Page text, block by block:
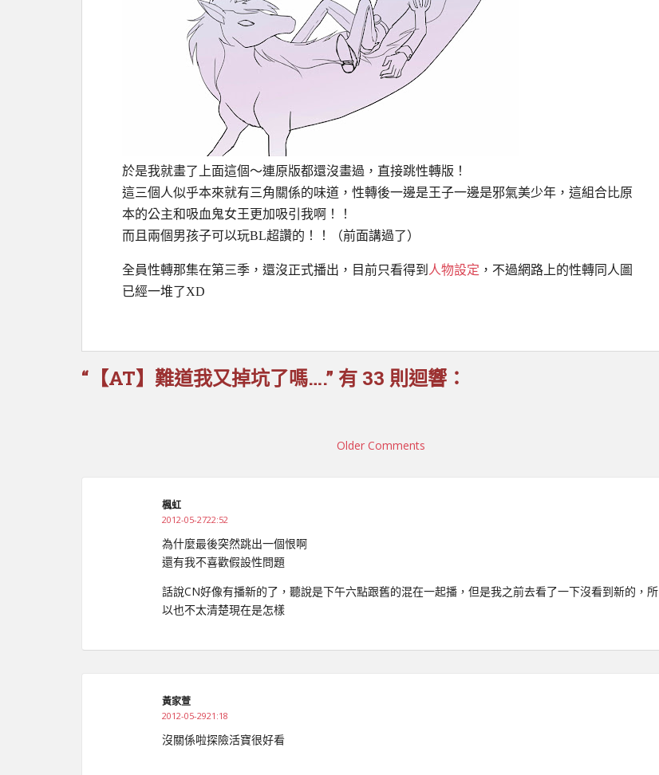
於是我就畫了上面這個～連原版都還沒畫過，直接跳性轉版！
這三個人似乎本來就有三角關係的味道，性轉後一邊是王子一邊是邪氣美少年，這組合比原
本的公主和吸血鬼女王更加吸引我啊！！
而且兩個男孩子可以玩BL超讚的！！（前面講過了）
全員性轉那集在第三季，還沒正式播出，目前只看得到 人物設定 ，不過網路上的性轉同人圖
已經一堆了XD
“【AT】難道我又掉坑了嗎….” 有 33 則迴響：
Older Comments
楓虹
2012-05-2722:52
為什麼最後突然跳出一個恨啊
還有我不喜歡假設性問題
話說CN好像有播新的了，聽說是下午六點跟舊的混在一起播，但是我之前去看了一下沒看到新的，所
以也不太清楚現在是怎樣
黃家萱
2012-05-2921:18
沒關係啦探險活寶很好看